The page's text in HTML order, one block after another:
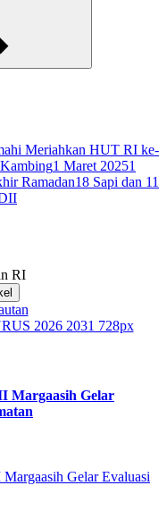
Meriahkan HUT RI ke-
1 Maret 20251
Ramadan18 Sapi dan 11
RI
Margaasih Gelar